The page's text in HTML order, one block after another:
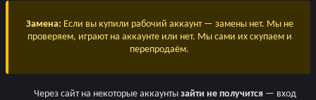
Замена: Если вы купили рабочий аккаунт — замены нет. Мы не
проверяем, играют на аккаунте или нет. Мы сами их скупаем и
перепродаём.
Через сайт на некоторые аккаунты зайти не получится — вход